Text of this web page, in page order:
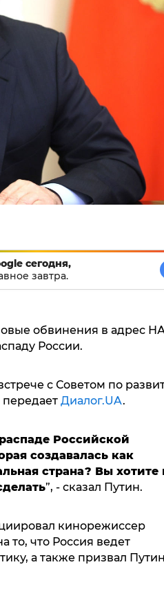
сегодня,
завтра.
обвинения в адрес
России.
с Советом по
Диалог.UA.
Российской
создавалась как
страна? Вы хотите
”, - сказал Путин.
кинорежиссер
то, что Россия ведет
а также призвал